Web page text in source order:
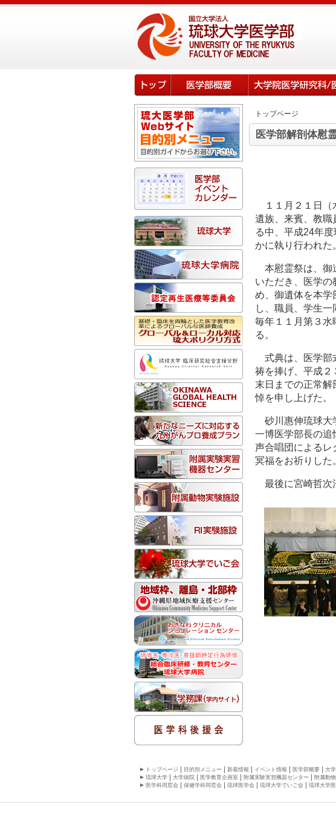
トップページ
医学部解剖体慰
１１月２１日
遺族、来賓、教職
る中、平成24年
かに執り行われた
本慰霊祭は、御
いただき、医学の
め、御遺体を本学
し、職員、学生一
毎年１１月第３水
る。
式典は、医学部
祷を捧げ、平成２
末日までの正常
悼を申し上げた。
砂川惠伸琉球大
一博医学部長の追
声合唱団によるレ
冥福をお祈りした
最後に宮崎哲次
トップページ 目的別メニュー 新着情報 イベント情報 医学部概要 大
琉球大学
大学病院 医学教育企画室 附属実験実習機器センター 附属動
医学科同窓会
保健学科同窓会 琉球医学会 琉球大学でいご会 琉球大学